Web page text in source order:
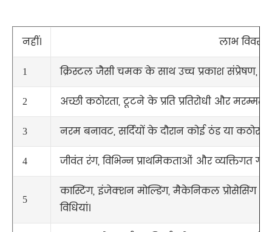
नहीं। लाभ विवरण
1 क्रिस्टल जैसी चमक के साथ उच्च प्रकाश संप्रेषण,
2 अच्छी कठोरता, टूटने के प्रति प्रतिरोधी और
3 नरम बनावट, सर्दियों के दौरान कोई ठंड या कठोर
4 जीवंत रंग, विभिन्न प्राथमिकताओं और व्यक्तिगत
5
कास्टिंग, इंजेक्शन मोल्डिंग, मैकेनिकल प्रोसेसिंग और
विधियां।